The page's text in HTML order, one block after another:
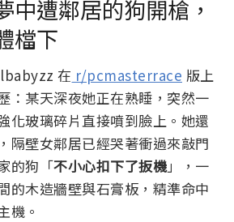
中遭鄰居的狗開槍，
檔下
在 r/pcmasterrace 版上
：某天深夜她正在熟睡，突然一
化玻璃碎片直接噴到臉上。她還
隔壁女鄰居已經哭著衝過來敲門
的狗「不小心扣下了扳機」，一
的木造牆壁與石膏板，精準命中
機。